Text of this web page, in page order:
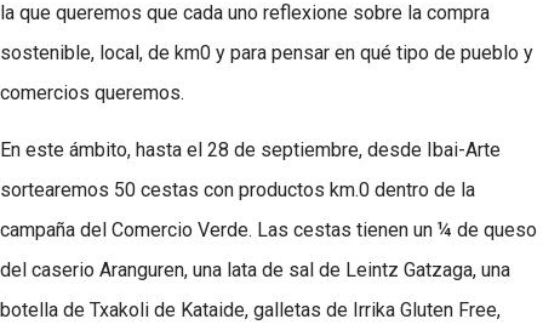
la que queremos que cada uno reflexione sobre la compra
sostenible, local, de km0 y para pensar en qué tipo de pueblo y
comercios queremos.
En este ámbito, hasta el 28 de septiembre, desde Ibai-Arte
sortearemos 50 cestas con productos km.0 dentro de la
campaña del Comercio Verde. Las cestas tienen un ¼ de queso
del caserio Aranguren, una lata de sal de Leintz Gatzaga, una
botella de Txakoli de Kataide, galletas de Irrika Gluten Free,